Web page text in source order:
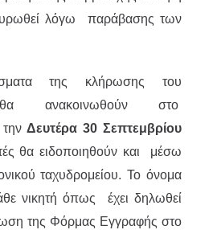
λόγω παράβασης των
της κλήρωσης του
ανακοινωθούν στο
τηνΔευτέρα 30 Σεπτεμβρίου
θα ειδοποιηθούν και μέσω
ταχυδρομείου. Το όνομα
νικητή όπως έχει δηλωθεί
της Φόρμας Εγγραφής στο